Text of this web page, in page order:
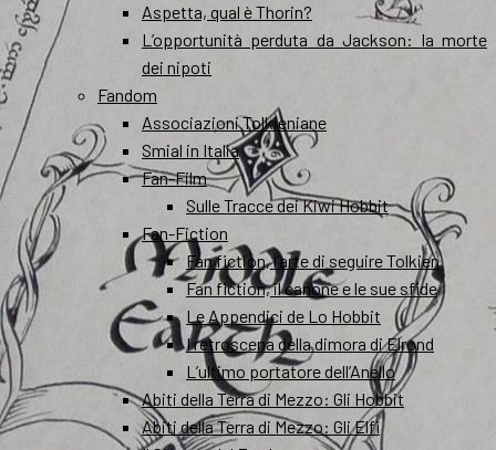
Aspetta, qual è Thorin?
L’opportunità perduta da Jackson: la morte
dei nipoti
Fandom
Associazioni Tolkieniane
Smial in Italia
Fan-Film
Sulle Tracce dei Kiwi Hobbit
Fan-Fiction
Fan fiction, l’arte di seguire Tolkien
Fan fiction, il canone e le sue sfide
Le Appendici de Lo Hobbit
I retroscena della dimora di Elrond
L’ultimo portatore dell’Anello
Abiti della Terra di Mezzo: Gli Hobbit
Abiti della Terra di Mezzo: Gli Elfi